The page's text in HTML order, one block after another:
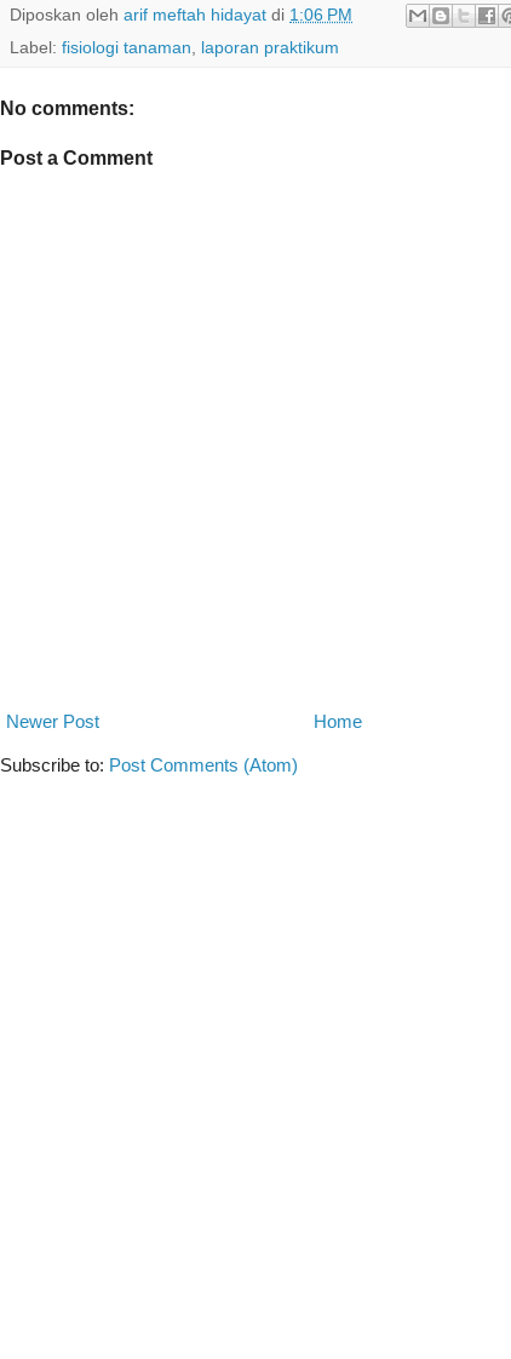
Diposkan oleh arif meftah hidayat di 1:06 PM
Label: fisiologi tanaman, laporan praktikum
No comments:
Post a Comment
Newer Post Home
Subscribe to: Post Comments (Atom)